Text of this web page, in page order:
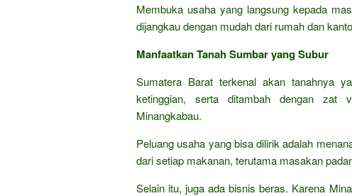
Membuka usaha yang langsung kepada
dijangkau dengan mudah dari rumah dan
Manfaatkan Tanah Sumbar yang Subur
Sumatera Barat terkenal akan tanahnya
ketinggian, serta ditambah dengan zat
Minangkabau.
Peluang usaha yang bisa dilirik adalah
dari setiap makanan, terutama masakan
Selain itu, juga ada bisnis beras. Karena